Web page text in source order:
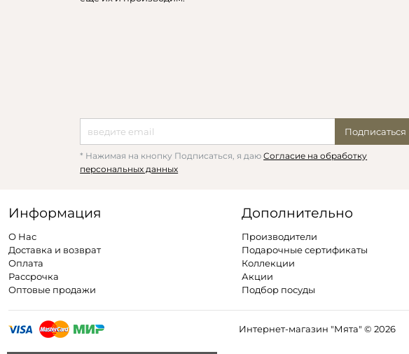
Подписаться
* Нажимая на кнопку Подписаться, я даюСогласие на обработку
персональных данных
Информация
О Нас
Доставка и возврат
Оплата
Рассрочка
Оптовые продажи
Дополнительно
Производители
Подарочные сертификаты
Коллекции
Акции
Подбор посуды
Интернет-магазин "Мята" © 2026